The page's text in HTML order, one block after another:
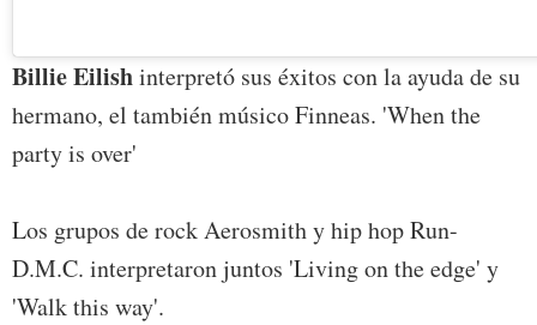
Billie Eilishinterpretó sus éxitos con la ayuda de su
hermano, el también músico Finneas. 'When the
party is over'
Los grupos de rock Aerosmith y hip hop Run-
D.M.C. interpretaron juntos 'Living on the edge' y
'Walk this way'.